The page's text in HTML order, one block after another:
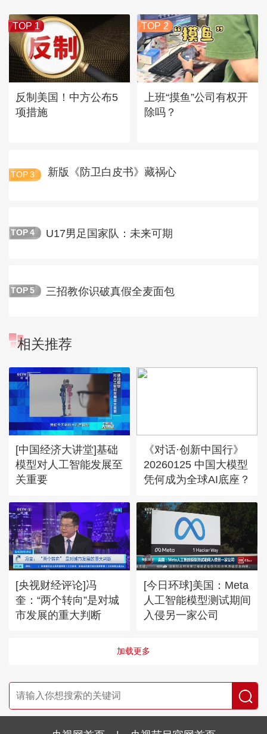
TOP 1
反制美国！中方公布5
项措施
TOP 2
上班“摸鱼”公司有权开
除吗？
TOP 3 新版《防卫白皮书》藏祸心
TOP 4 U17男足国家队：未来可期
TOP 5 三招教你识破真假全麦面包
相关推荐
[中国经济大讲堂]基础
模型对人工智能发展至
关重要
《对话·创新中国行》
20260125 中国大模型
凭何成为全球AI底座？
[央视财经评论]冯
奎：“两个转向”是对城
市发展的重大判断
[今日环球]美国：Meta
人工智能模型测试期间
入侵另一家公司
加载更多